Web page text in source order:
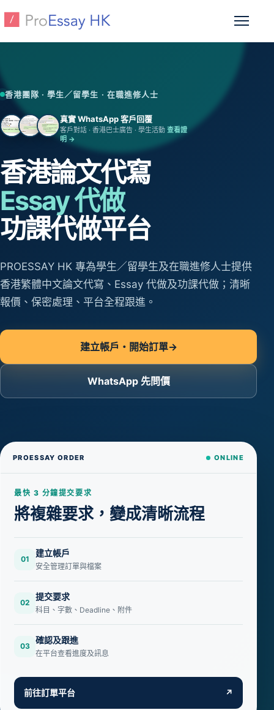
香港團隊 · 學生／留學生 · 在職進修人士
真實 WhatsApp 客戶回覆
客戶對話 · 香港巴士廣告 · 學生活動 查看證
明 →
香港論文代寫
Essay 代做
功課代做平台
PROESSAY HK 專為學生／留學生及在職進修人士提供
香港繁體中文論文代寫、Essay 代做及功課代做；清晰
報價、保密處理、平台全程跟進。
建立帳戶・開始訂單→
WhatsApp 先問價
PROESSAY ORDER ONLINE
最快 3 分鐘提交要求
將複雜要求，變成清晰流程
01
建立帳戶
安全管理訂單與檔案
02
提交要求
科目、字數、Deadline、附件
03
確認及跟進
在平台查看進度及訊息
前往訂單平台 ↗